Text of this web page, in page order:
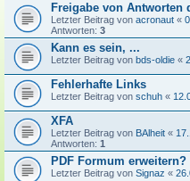
Freigabe von Antworten
Letzter Beitrag von acronaut «
Antworten: 3
Kann es sein, ...
Letzter Beitrag von bds-oldie «
Fehlerhafte Links
Letzter Beitrag von schuh «
XFA
Letzter Beitrag von BAlheit «
Antworten: 1
PDF Formum erweitern?
Letzter Beitrag von Signaz «